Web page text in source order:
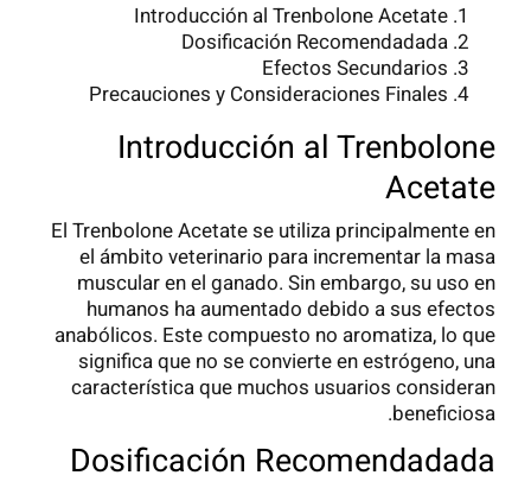
Introducción al Trenbolone Acetate
Dosificación Recomendadada
Efectos Secundarios
Precauciones y Consideraciones Finales
Introducción al Trenbolone
Acetate
El Trenbolone Acetate se utiliza principalmente en
el ámbito veterinario para incrementar la masa
muscular en el ganado. Sin embargo, su uso en
humanos ha aumentado debido a sus efectos
anabólicos. Este compuesto no aromatiza, lo que
significa que no se convierte en estrógeno, una
característica que muchos usuarios consideran
beneficiosa.
Dosificación Recomendadada